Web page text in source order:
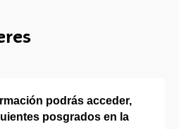
podrás acceder,
posgrados en la